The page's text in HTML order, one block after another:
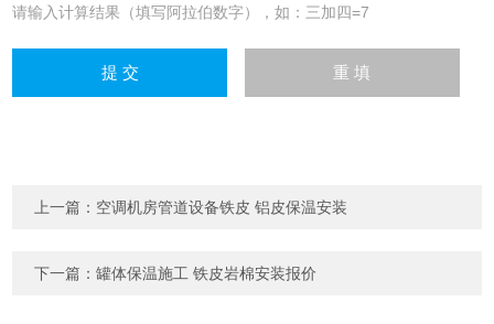
请输入计算结果（填写阿拉伯数字），如：三加四=7
上一篇： 空调机房管道设备铁皮 铝皮保温安装
下一篇：罐体保温施工 铁皮岩棉安装报价